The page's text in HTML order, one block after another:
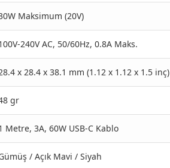
Maksimum (20V)
240V AC, 50/60Hz, 0.8A Maks.
x 28.4 x 38.1 mm (1.12 x 1.12 x 1.5 inç)
gr
Metre, 3A, 60W USB-C Kablo
/ Açık Mavi / Siyah